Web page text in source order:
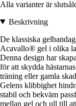
Alla varianter är
Beskrivning
De klassiska
Acavallo® gel i olika
Denna design har
för att skydda
träning eller gamla
Gelens klibbighet
stabil och bekväm
mellan gel och ull till